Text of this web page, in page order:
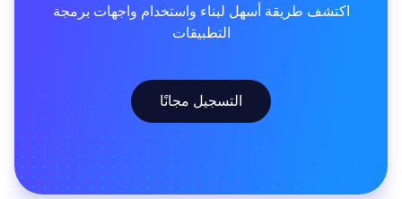
اكتشف طريقة أسهل لبناء واستخدام واجهات برمجة
التطبيقات
التسجيل مجانًا